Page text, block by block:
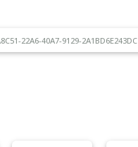
22A6-40A7-9129-2A1BD6E243DC